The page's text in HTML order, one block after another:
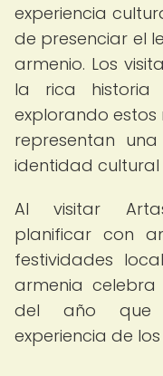
experiencia
de presenciar el
armenio. Los
la rica historia
explorando
representan
identidad cultural
Al visitar
planificar con
festividades
armenia
del año que
experiencia de los